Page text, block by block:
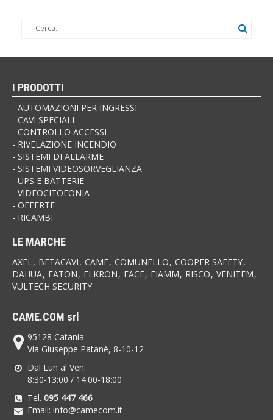
I PRODOTTI
AUTOMAZIONI PER INGRESSI
CAVI SPECIALI
CONTROLLO ACCESSI
RIVELAZIONE INCENDIO
SISTEMI DI ALLARME
SISTEMI VIDEOSORVEGLIANZA
UPS E BATTERIE
VIDEOCITOFONIA
OFFERTE
RICAMBI
LE MARCHE
AXEL BETACAVI CAME COMUNELLO COOPER SAFETY
DAHUA EATON ELKRON FACE FIAMM RISCO VENITEM
VULTECH SECURITY
CAME.COM srl
95128 Catania
Via Giuseppe Patanè, 8-10-12
Dal Lun al Ven:
8:30-13:00 / 14:00-18:00
Tel. 095 447 466
Email: info@camecom.it